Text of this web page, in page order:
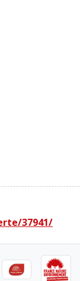
37941/